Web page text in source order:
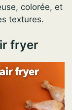
colorée, et
textures.
fryer